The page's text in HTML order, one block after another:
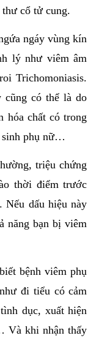
cổ tử cung.
ngáy vùng kín
lý như viêm âm
Trichomoniasis.
cũng có thể là do
hóa chất có trong
sinh phụ nữ…
triệu chứng
thời điểm trước
Nếu dấu hiệu này
năng bạn bị viêm
bệnh viêm phụ
đi tiểu có cảm
dục, xuất hiện
Và khi nhận thấy